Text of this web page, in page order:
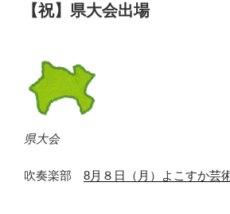
日:【祝】県大会出場
県大会
吹奏楽部 8月８日（月）よこすか芸